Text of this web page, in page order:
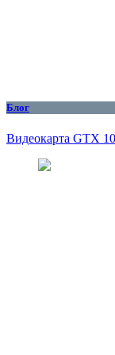
Блог
Видеокарта GTX